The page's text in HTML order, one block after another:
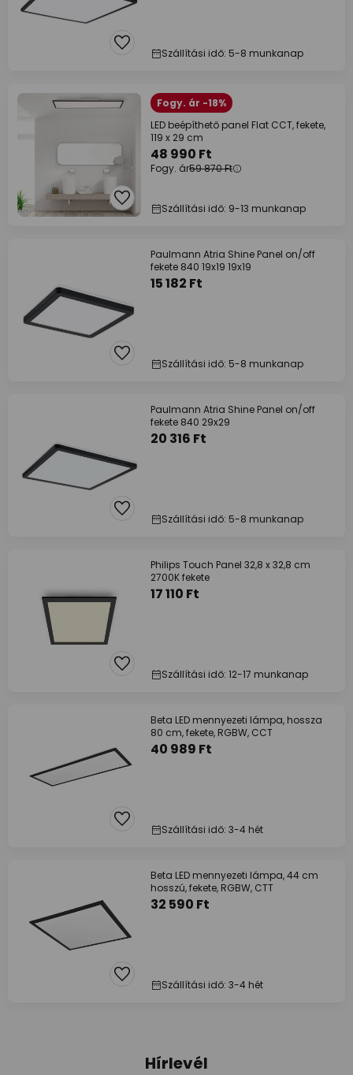
Szállítási idő: 5-8 munkanap
Fogy. ár -18%
LED beépíthető panel Flat CCT, fekete,
119 x 29 cm
48 990 Ft
Fogy. ár59 870 Ft
Szállítási idő: 9-13 munkanap
Paulmann Atria Shine Panel on/off
fekete 840 19x19 19x19
15 182 Ft
Szállítási idő: 5-8 munkanap
Paulmann Atria Shine Panel on/off
fekete 840 29x29
20 316 Ft
Szállítási idő: 5-8 munkanap
Philips Touch Panel 32,8 x 32,8 cm
2700K fekete
17 110 Ft
Szállítási idő: 12-17 munkanap
Beta LED mennyezeti lámpa, hossza
80 cm, fekete, RGBW, CCT
40 989 Ft
Szállítási idő: 3-4 hét
Beta LED mennyezeti lámpa, 44 cm
hosszú, fekete, RGBW, CTT
32 590 Ft
Szállítási idő: 3-4 hét
Hírlevél